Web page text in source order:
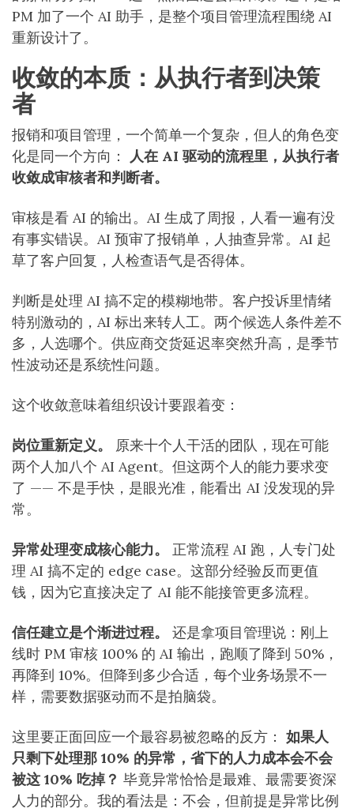
PM 加了一个 AI 助手，是整个项目管理流程围绕 AI
重新设计了。
收敛的本质：从执行者到决策
者
报销和项目管理，一个简单一个复杂，但人的角色变
化是同一个方向： 人在 AI 驱动的流程里，从执行者
收敛成审核者和判断者。
审核是看 AI 的输出。AI 生成了周报，人看一遍有没
有事实错误。AI 预审了报销单，人抽查异常。AI 起
草了客户回复，人检查语气是否得体。
判断是处理 AI 搞不定的模糊地带。客户投诉里情绪
特别激动的，AI 标出来转人工。两个候选人条件差不
多，人选哪个。供应商交货延迟率突然升高，是季节
性波动还是系统性问题。
这个收敛意味着组织设计要跟着变：
岗位重新定义。
原来十个人干活的团队，现在可能
两个人加八个 AI Agent。但这两个人的能力要求变
了 —— 不是手快，是眼光准，能看出 AI 没发现的异
常。
异常处理变成核心能力。
正常流程 AI 跑，人专门处
理 AI 搞不定的 edge case。这部分经验反而更值
钱，因为它直接决定了 AI 能不能接管更多流程。
信任建立是个渐进过程。
还是拿项目管理说：刚上
线时 PM 审核 100% 的 AI 输出，跑顺了降到 50%，
再降到 10%。但降到多少合适，每个业务场景不一
样，需要数据驱动而不是拍脑袋。
这里要正面回应一个最容易被忽略的反方： 如果人
只剩下处理那 10% 的异常，省下的人力成本会不会
被这 10% 吃掉？ 毕竟异常恰恰是最难、最需要资深
人力的部分。我的看法是：不会，但前提是异常比例